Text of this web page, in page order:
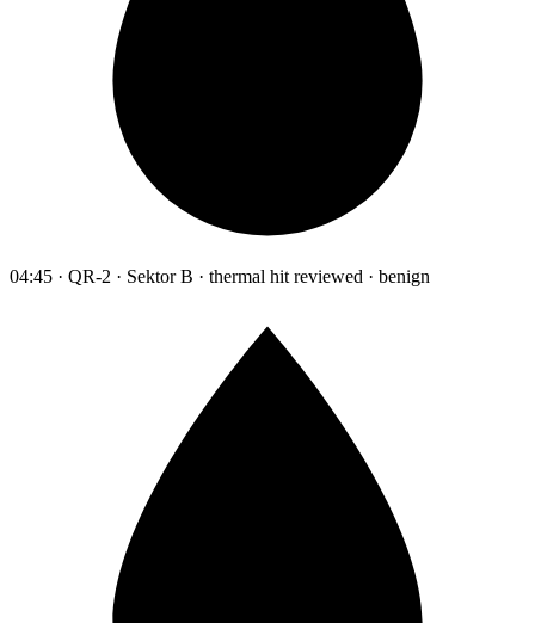
04:45 · QR-2 · Sektor B · thermal hit reviewed · benign